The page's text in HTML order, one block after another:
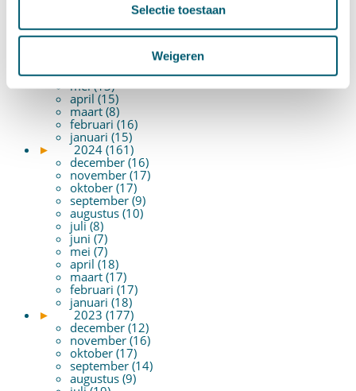
Selectie toestaan
Weigeren
november (15)
september (8)
juni (13)
mei (13)
april (15)
maart (8)
februari (16)
januari (15)
►
2024 (161)
december (16)
november (17)
oktober (17)
september (9)
augustus (10)
juli (8)
juni (7)
mei (7)
april (18)
maart (17)
februari (17)
januari (18)
►
2023 (177)
december (12)
november (16)
oktober (17)
september (14)
augustus (9)